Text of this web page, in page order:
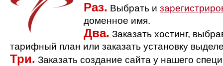
Раз. Выбрать и
доменное имя.
Два. Заказать хостинг,
тарифный план или заказать установку
Три. Заказать создание сайта у нашего